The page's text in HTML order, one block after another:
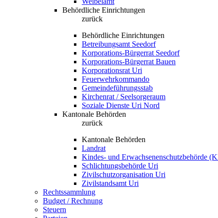
Behördliche Einrichtungen
zurück
Behördliche Einrichtungen
Betreibungsamt Seedorf
Korporations-Bürgerrat Seedorf
Korporations-Bürgerrat Bauen
Korporationsrat Uri
Feuerwehrkommando
Gemeindeführungsstab
Kirchenrat / Seelsorgeraum
Soziale Dienste Uri Nord
Kantonale Behörden
zurück
Kantonale Behörden
Landrat
Kindes- und Erwachsenenschutzbehörde
Schlichtungsbehörde Uri
Zivilschutzorganisation Uri
Zivilstandsamt Uri
Rechtssammlung
Budget / Rechnung
Steuern